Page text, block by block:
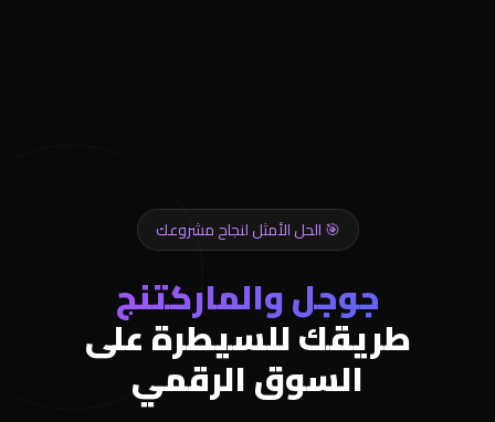
🎯 الحل الأمثل لنجاح مشروعك
جوجل والماركتنج
طريقك للسيطرة على
السوق الرقمي